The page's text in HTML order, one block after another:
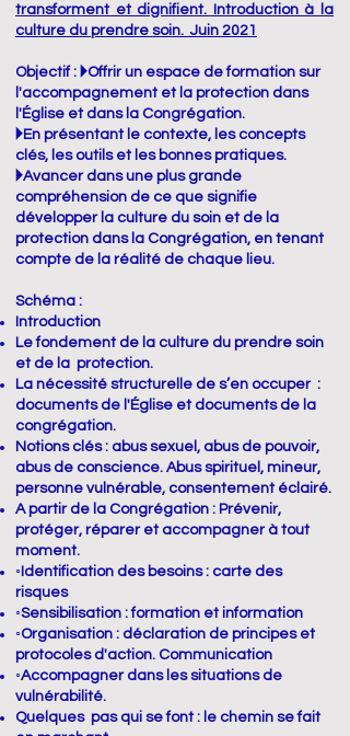
transforment et dignifient. Introduction à la
culture du prendre soin. Juin 2021
Objectif : 🞂Offrir un espace de formation sur
l'accompagnement et la protection dans
l'Église et dans la Congrégation.
🞂En présentant le contexte, les concepts
clés, les outils et les bonnes pratiques.
🞂Avancer dans une plus grande
compréhension de ce que signifie
développer la culture du soin et de la
protection dans la Congrégation, en tenant
compte de la réalité de chaque lieu.
Schéma :
Introduction
Le fondement de la culture du prendre soin
et de la protection.
La nécessité structurelle de s’en occuper :
documents de l'Église et documents de la
congrégation.
Notions clés : abus sexuel, abus de pouvoir,
abus de conscience. Abus spirituel, mineur,
personne vulnérable, consentement éclairé.
A partir de la Congrégation : Prévenir,
protéger, réparer et accompagner à tout
moment.
◦Identification des besoins : carte des
risques
◦Sensibilisation : formation et information
◦Organisation : déclaration de principes et
protocoles d'action. Communication
◦Accompagner dans les situations de
vulnérabilité.
Quelques pas qui se font : le chemin se fait